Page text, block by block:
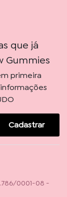
que já
Gummies
primeira
Cadastrar
0001-08 -